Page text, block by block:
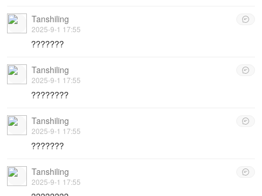

Tanshiling
2025-9-1 17:55
???????

Tanshiling
2025-9-1 17:55
????????

Tanshiling
2025-9-1 17:55
???????

Tanshiling
2025-9-1 17:55